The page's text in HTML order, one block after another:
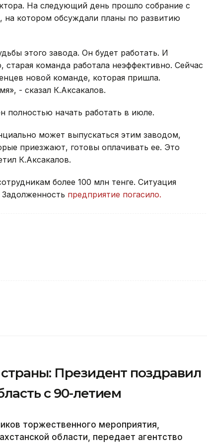
На следующий день прошло собрание с
на котором обсуждали планы по развитию
этого завода. Он будет работать. И
команда работала неэффективно. Сейчас
новой команде, которая пришла.
- сказал К.Аксакалов.
полностью начать работать в июле.
может выпускаться этим заводом,
приезжают, готовы оплачивать ее. Это
К.Аксакалов.
более 100 млн тенге. Ситуация
предприятие погасило.
Президент поздравил
с 90-летием
торжественного мероприятия,
области, передает агентство